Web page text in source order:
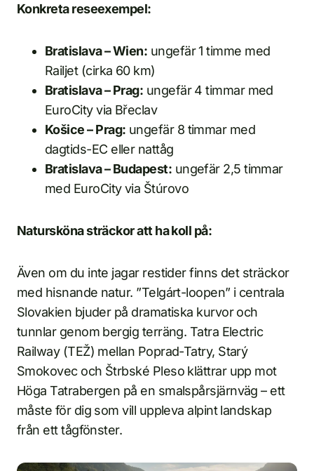
Konkreta reseexempel:
Bratislava – Wien: ungefär 1 timme med
Railjet (cirka 60 km)
Bratislava – Prag: ungefär 4 timmar med
EuroCity via Břeclav
Košice – Prag: ungefär 8 timmar med
dagtids-EC eller nattåg
Bratislava – Budapest: ungefär 2,5 timmar
med EuroCity via Štúrovo
Natursköna sträckor att ha koll på:
Även om du inte jagar restider finns det sträckor
med hisnande natur. ”Telgárt-loopen” i centrala
Slovakien bjuder på dramatiska kurvor och
tunnlar genom bergig terräng. Tatra Electric
Railway (TEŽ) mellan Poprad-Tatry, Starý
Smokovec och Štrbské Pleso klättrar upp mot
Höga Tatrabergen på en smalspårsjärnväg – ett
måste för dig som vill uppleva alpint landskap
från ett tågfönster.